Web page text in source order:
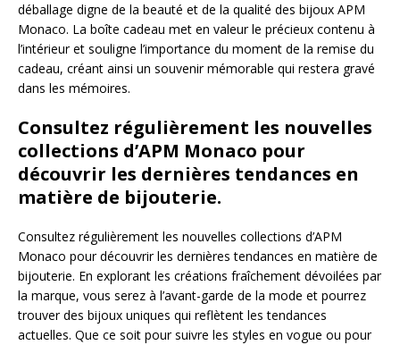
déballage digne de la beauté et de la qualité des bijoux APM
Monaco. La boîte cadeau met en valeur le précieux contenu à
l’intérieur et souligne l’importance du moment de la remise du
cadeau, créant ainsi un souvenir mémorable qui restera gravé
dans les mémoires.
Consultez régulièrement les nouvelles
collections d’APM Monaco pour
découvrir les dernières tendances en
matière de bijouterie.
Consultez régulièrement les nouvelles collections d’APM
Monaco pour découvrir les dernières tendances en matière de
bijouterie. En explorant les créations fraîchement dévoilées par
la marque, vous serez à l’avant-garde de la mode et pourrez
trouver des bijoux uniques qui reflètent les tendances
actuelles. Que ce soit pour suivre les styles en vogue ou pour